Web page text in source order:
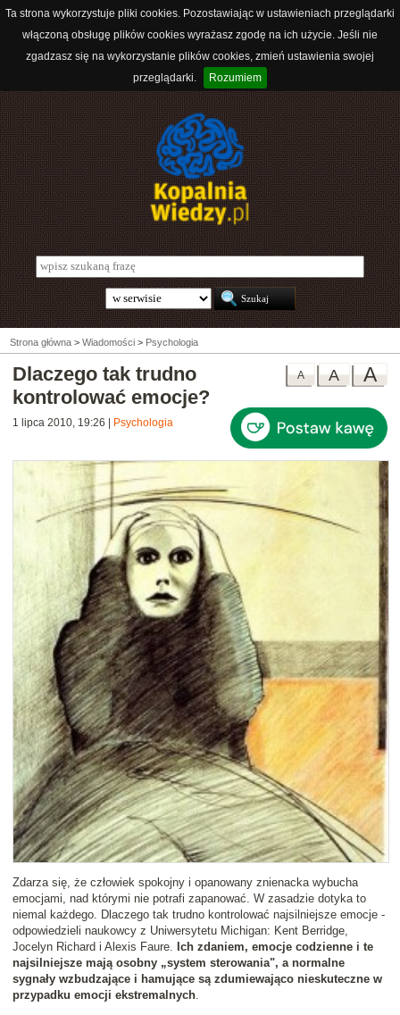
Ta strona wykorzystuje pliki cookies. Pozostawiając w ustawieniach przeglądarki
włączoną obsługę plików cookies wyrażasz zgodę na ich użycie. Jeśli nie
zgadzasz się na wykorzystanie plików cookies, zmień ustawienia swojej
przeglądarki.
Rozumiem
Strona główna > Wiadomości > Psychologia
A
A
A
Dlaczego tak trudno
kontrolować emocje?
1 lipca 2010, 19:26 Psychologia
Zdarza się, że człowiek spokojny i opanowany znienacka wybucha
emocjami, nad którymi nie potrafi zapanować. W zasadzie dotyka to
niemal każdego. Dlaczego tak trudno kontrolować najsilniejsze emocje -
odpowiedzieli naukowcy z Uniwersytetu Michigan: Kent Berridge,
Jocelyn Richard i Alexis Faure.
Ich zdaniem, emocje codzienne i te
najsilniejsze mają osobny „system sterowania", a normalne
sygnały wzbudzające i hamujące są zdumiewająco nieskuteczne w
przypadku emocji ekstremalnych